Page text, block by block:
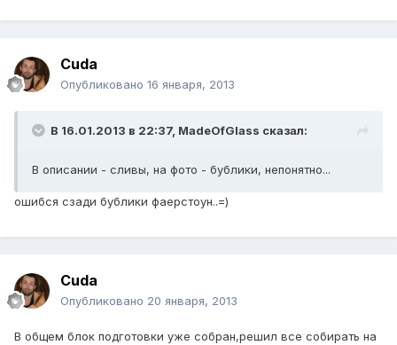
Cuda
Опубликовано 16 января, 2013
В 16.01.2013 в 22:37, MadeOfGlass сказал:
В описании - сливы, на фото - бублики, непонятно...
ошибся сзади бублики фаерстоун..=)
Cuda
Опубликовано 20 января, 2013
В общем блок подготовки уже собран,решил все собирать на